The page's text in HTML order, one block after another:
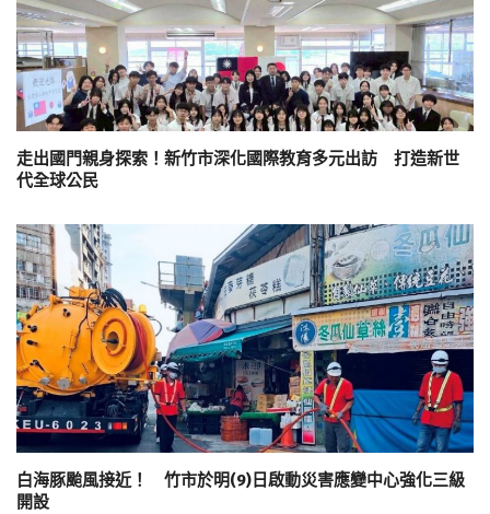
走出國門親身探索！新竹市深化國際教育多元出訪 打造新世
代全球公民
白海豚颱風接近！ 竹市於明(9)日啟動災害應變中心強化三級
開設